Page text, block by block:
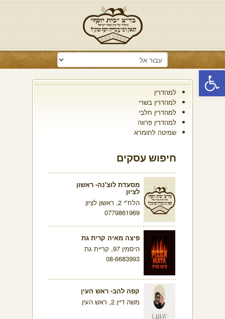
פתח סרגל נגישות
למהדרין
למהדרין בשרי
למהדרין חלבי
למהדרין פרווה
שמיטה לחומרא
חיפוש עסקים
מסעדת לוצ'נה- ראשון
לציון
הלח"י 2, ראשון לציון
0779861969
פיצה מאיה קרית גת
היסמין 97, קריית גת
08-6683993
קפה להב- ראש העין
משה דיין 2, ראש העין